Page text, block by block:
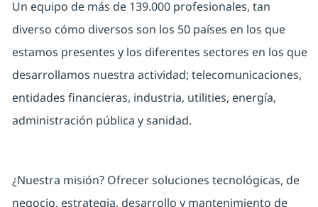
Un equipo de más de 139.000 profesionales, tan
diverso cómo diversos son los 50 países en los que
estamos presentes y los diferentes sectores en los que
desarrollamos nuestra actividad; telecomunicaciones,
entidades financieras, industria, utilities, energía,
administración pública y sanidad.
¿Nuestra misión? Ofrecer soluciones tecnológicas, de
negocio, estrategia, desarrollo y mantenimiento de